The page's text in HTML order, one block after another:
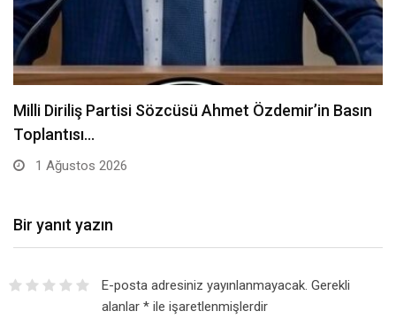
MİLLİ DİRİLİŞ PARTİSİ GENEL MERKEZ PARTİ
SÖZCÜSÜ AHMET…
20 Temmuz 2026
Bir yanıt yazın
E-posta adresiniz yayınlanmayacak. Gerekli
alanlar *ile işaretlenmişlerdir